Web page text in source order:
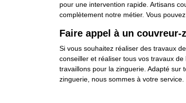
pour une intervention rapide. Artisans
complètement notre métier. Vous
Faire appel à un couvreur-
Si vous souhaitez réaliser des travaux
conseiller et réaliser tous vos travaux
travaillons pour la zinguerie. Adapté sur
zinguerie, nous sommes à votre service.